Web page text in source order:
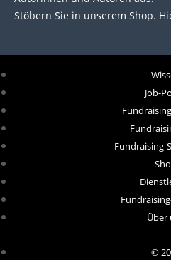
Stöbern Sie in unserem Shop.
Job-
Fundraising-
Über
©